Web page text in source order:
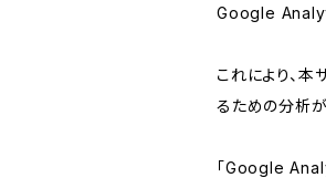
Google
これにより、
るための分析が
「Google